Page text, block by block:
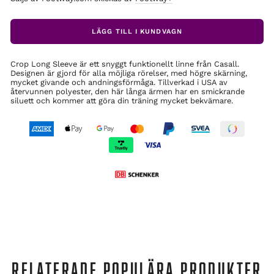
LÄGG TILL I KUNDVAGN
Crop Long Sleeve är ett snyggt funktionellt linne från Casall.
Designen är gjord för alla möjliga rörelser, med högre skärning,
mycket givande och andningsförmåga. Tillverkad i USA av
återvunnen polyester, den här långa ärmen har en smickrande
siluett och kommer att göra din träning mycket bekvämare.